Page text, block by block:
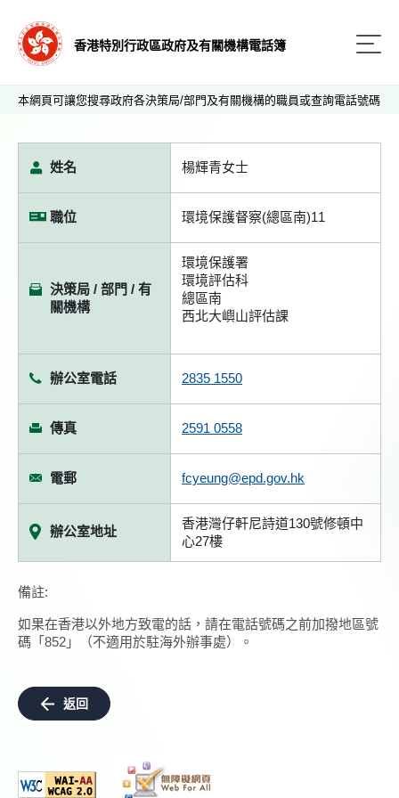
香港特別行政區政府及有關機構電話簿
本網頁可讓您搜尋政府各決策局/部門及有關機構的職員或查詢電話號碼
姓名 楊輝青女士
職位 環境保護督察(總區南)11
決策局 / 部門 / 有
關機構
環境保護署
環境評估科
總區南
西北大嶼山評估課
辦公室電話 2835 1550
傳真 2591 0558
電郵 fcyeung@epd.gov.hk
辦公室地址
香港灣仔軒尼詩道130號修頓中
心27樓
備註:
如果在香港以外地方致電的話，請在電話號碼之前加撥地區號
碼「852」（不適用於駐海外辦事處）。
返回